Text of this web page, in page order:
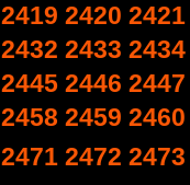
2419 2420 2421
2432 2433 2434
2445 2446 2447
2458 2459 2460
2471 2472 2473